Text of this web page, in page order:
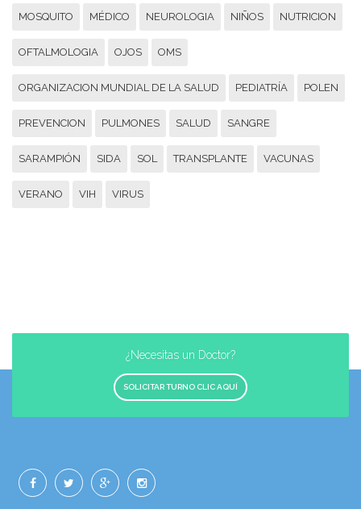
MOSQUITO MÉDICO NEUROLOGIA NIÑOS NUTRICION
OFTALMOLOGIA OJOS OMS
ORGANIZACION MUNDIAL DE LA SALUD PEDIATRÍA POLEN
PREVENCION PULMONES SALUD SANGRE
SARAMPIÓN SIDA SOL TRANSPLANTE VACUNAS
VERANO VIH VIRUS
¿Necesitas un Doctor?
SOLICITAR TURNO CLIC AQUÍ